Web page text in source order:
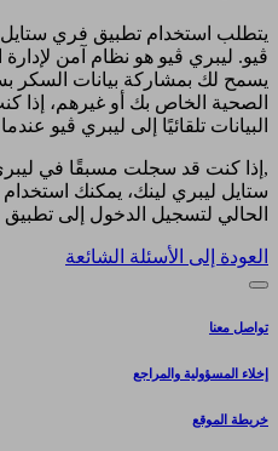
يتطلب استخدام تطبيق فري
ڤيو. ليبري ڤيو هو نظام آمن
يسمح لك بمشاركة بيانات السكر
الصحية الخاص بك أو غيرهم، إذا
البيانات تلقائيًا إلى ليبري ڤيو
,إذا كنت قد سجلت مسبقًا في
ستايل ليبري لينك، يمكنك
الحالي لتسجيل الدخول إلى
العودة إلى الأسئلة الشائعة
تواصل معنا
إخلاء المسؤولية والمراجع
خريطة الموقع